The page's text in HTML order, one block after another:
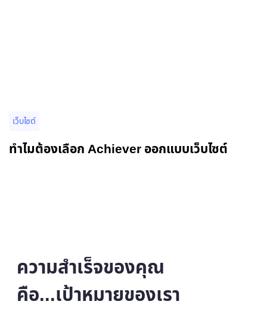
เว็บไซต์
ทำไมต้องเลือก Achiever ออกแบบเว็บไซต์
ความสำเร็จของคุณ
คือ...เป้าหมายของเรา